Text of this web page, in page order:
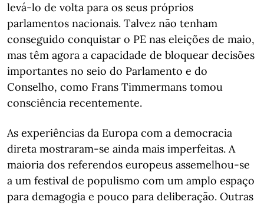
levá-lo de volta para os seus próprios
parlamentos nacionais. Talvez não tenham
conseguido conquistar o PE nas eleições de maio,
mas têm agora a capacidade de bloquear decisões
importantes no seio do Parlamento e do
Conselho, como Frans Timmermans tomou
consciência recentemente.
As experiências da Europa com a democracia
direta mostraram-se ainda mais imperfeitas. A
maioria dos referendos europeus assemelhou-se
a um festival de populismo com um amplo espaço
para demagogia e pouco para deliberação. Outras